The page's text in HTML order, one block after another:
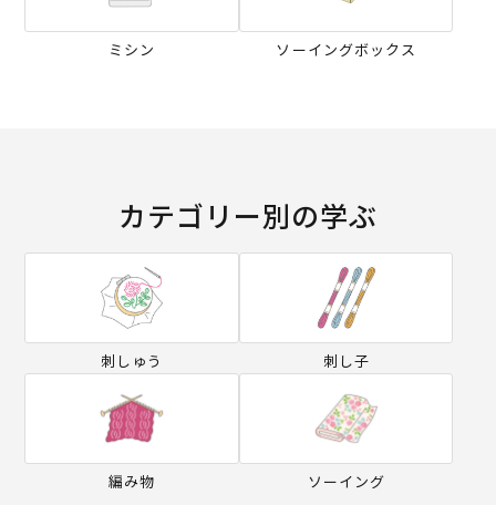
ミシン ソーイングボックス
カテゴリー別の学ぶ
刺しゅう 刺し子
編み物 ソーイング